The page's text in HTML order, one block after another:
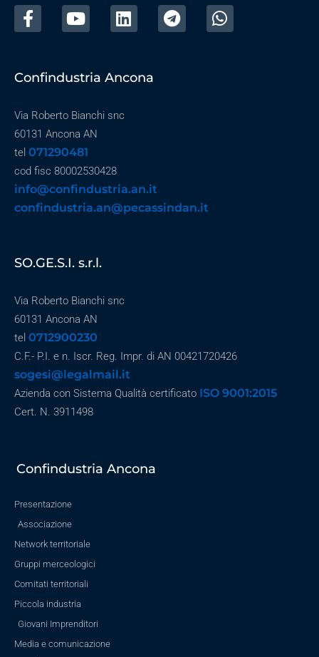
Confindustria Ancona
Via Roberto Bianchi snc
60131 Ancona AN
tel 071290481
cod fisc 80002530428
info@confindustria.an.it
confindustria.an@pecassindan.it
SO.GE.S.I. s.r.l.
Via Roberto Bianchi snc
60131 Ancona AN
tel 0712900230
C.F.- P.I. e n. Iscr. Reg. Impr. di AN 00421720426
sogesi@legalmail.it
Azienda con Sistema Qualità certificato ISO 9001:2015
Cert. N. 3911498
Confindustria Ancona
Presentazione
Associazione
Network territoriale
Gruppi merceologici
Comitati territoriali
Piccola industria
Giovani Imprenditori
Media e comunicazione